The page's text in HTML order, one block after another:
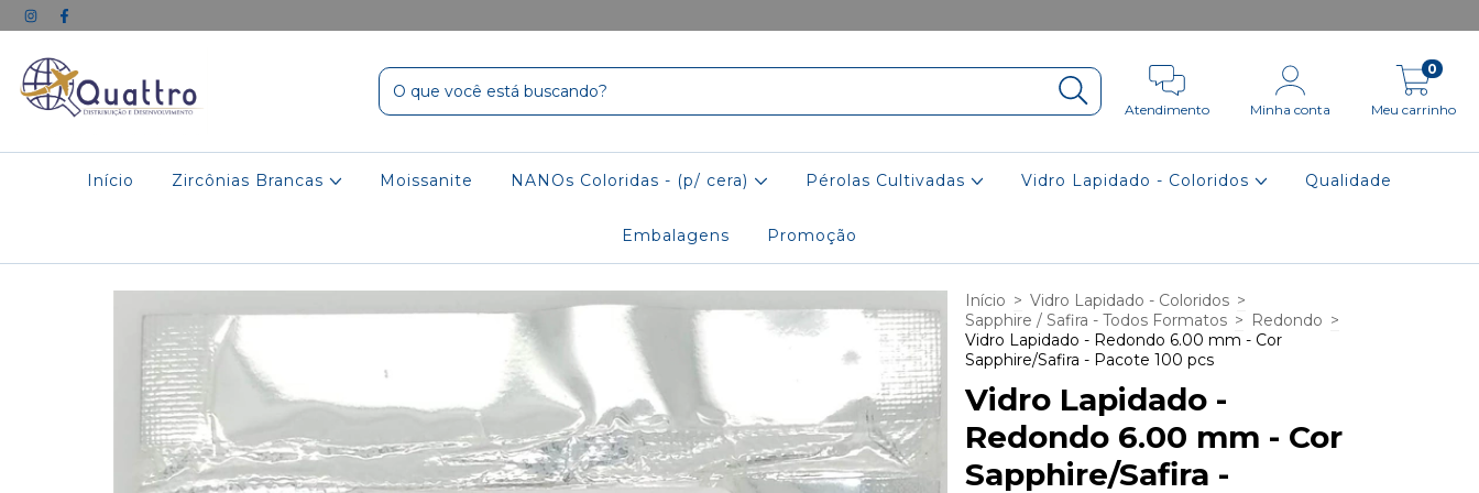
Atendimento Minha conta Meu carrinho
0
Início Zircônias Brancas Moissanite NANOs Coloridas - (p/ cera) Pérolas Cultivadas Vidro Lapidado - Coloridos Qualidade
Embalagens Promoção
Início > Vidro Lapidado - Coloridos >
Sapphire / Safira - Todos Formatos > Redondo >
Vidro Lapidado - Redondo 6.00 mm - Cor
Sapphire/Safira - Pacote 100 pcs
Vidro Lapidado -
Redondo 6.00 mm - Cor
Sapphire/Safira -